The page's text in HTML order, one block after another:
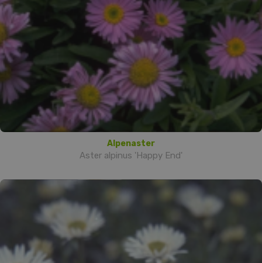
Alpenaster
Aster alpinus 'Happy End'